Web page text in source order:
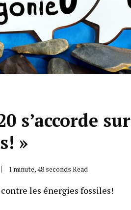
s’accorde
»
1 minute, 48 seconds Read
contre les énergies fossiles!